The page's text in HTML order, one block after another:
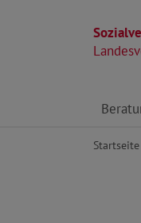
Direkt
Startseite